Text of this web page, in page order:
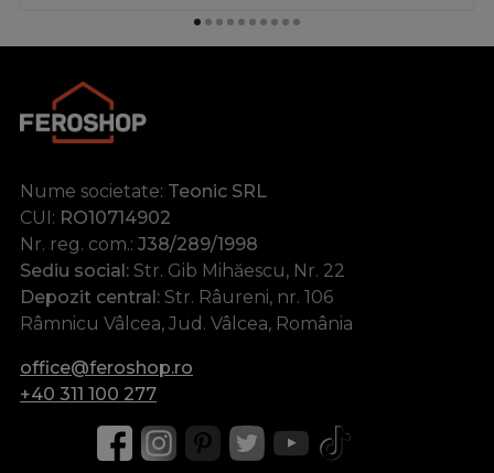
Nume societate: Teonic SRL
CUI: RO10714902
Nr. reg. com.: J38/289/1998
Sediu social: Str. Gib Mihăescu, Nr. 22
Depozit central: Str. Râureni, nr. 106
Râmnicu Vâlcea, Jud. Vâlcea, România
office@feroshop.ro
+40 311 100 277